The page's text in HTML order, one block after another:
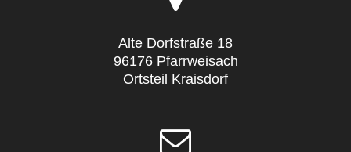
Alte Dorfstraße 18
96176 Pfarrweisach
Ortsteil Kraisdorf